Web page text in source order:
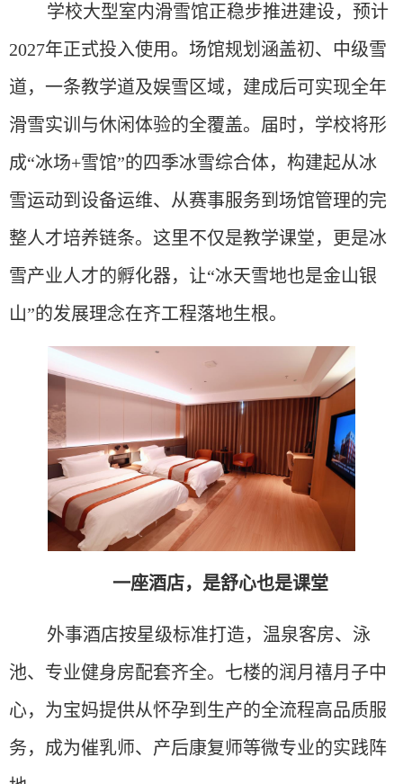
学校大型室内滑雪馆正稳步推进建设，预计
2027年正式投入使用。 场馆规划涵盖初、中级雪
道，一条教学道及娱雪区域， 建成后可实现全年
滑雪实训与休闲体验的全覆盖。届时，学校将形
成“冰场+雪馆”的四季冰雪综合体，构建起从冰
雪运动到设备运维、从赛事服务到场馆管理的完
整人才培养链条。这里不仅是教学课堂，更是冰
雪产业人才的孵化器，让“冰天雪地也是金山银
山”的发展理念在齐工程落地生根。
一座酒店，是舒心也是课堂
外事酒店按星级标准打造，温泉客房、泳
池、专业健身房配套齐全。七楼的润月禧月子中
心，为宝妈提供从怀孕到生产的全流程高品质服
务，成为催乳师、产后康复师等微专业的实践阵